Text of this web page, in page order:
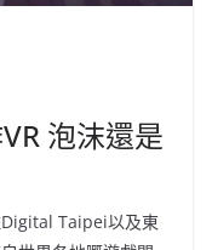
泡沫還是
Taipei以及東